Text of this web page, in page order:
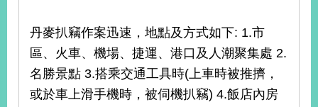
丹麥扒竊作案迅速，地點及方式如下: 1.市
區、火車、機場、捷運、港口及人潮聚集處 2.
名勝景點 3.搭乘交通工具時(上車時被推擠，
或於車上滑手機時，被伺機扒竊) 4.飯店內房